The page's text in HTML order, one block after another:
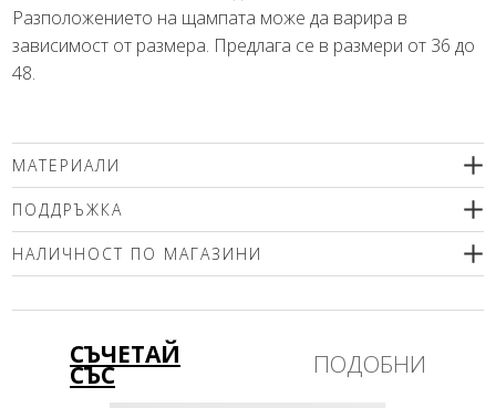
Разположението на щампата може да варира в
зависимост от размера. Предлага се в размери от 36 до
48.
МАТЕРИАЛИ
ПОДДРЪЖКА
Използвайте меки перилни препарати без избелващи
компоненти или шампоан за вълна! Позволено е
НАЛИЧНОСТ ПО МАГАЗИНИ
СЪЧЕТАЙ
СЪС ПОДОБНИ